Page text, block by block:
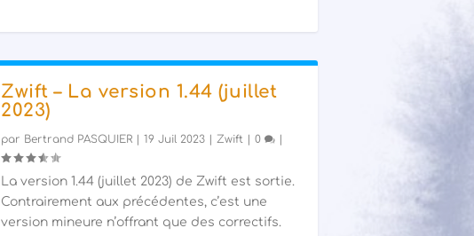
Zwift – La version 1.44 (juillet
2023)
par Bertrand PASQUIER 19 Juil 2023 Zwift 0
La version 1.44 (juillet 2023) de Zwift est sortie.
Contrairement aux précédentes, c’est une
version mineure n’offrant que des correctifs.